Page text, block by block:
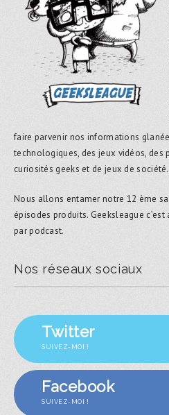
faire parvenir nos informations
technologiques, des jeux vidéos, des
curiosités geeks et de jeux de société.
Nous allons entamer notre 12 ème
épisodes produits. Geeksleague
par podcast.
Nos réseaux sociaux
Twitter
SUIVEZ-MOI !
Facebook
SUIVEZ-MOI !